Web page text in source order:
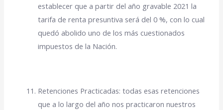
establecer que a partir del año gravable 2021 la
tarifa de renta presuntiva será del 0 %, con lo cual
quedó abolido uno de los más cuestionados
impuestos de la Nación.
Retenciones Practicadas: todas esas retenciones
que a lo largo del año nos practicaron nuestros